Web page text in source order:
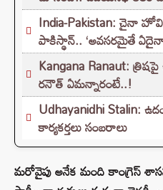
India-Pakistan: చైనా
పాకిస్థాన్.. ‘అవసరమైతే
Kangana Ranaut:
రనౌత్ ఏమన్నారంటే..!
Udhayanidhi Stalin:
కార్యకర్తలు సంబరాలు
మరోవైపు అనేక మంది కాంగ్రెస్